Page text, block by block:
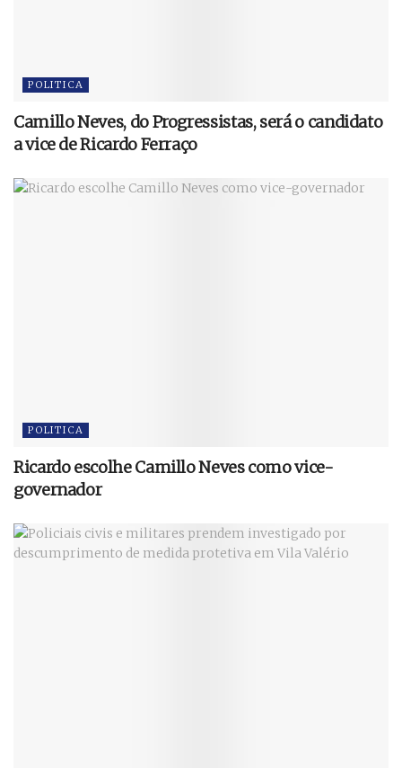
POLITICA
Camillo Neves, do Progressistas, será o candidato
a vice de Ricardo Ferraço
POLITICA
Ricardo escolhe Camillo Neves como vice-
governador